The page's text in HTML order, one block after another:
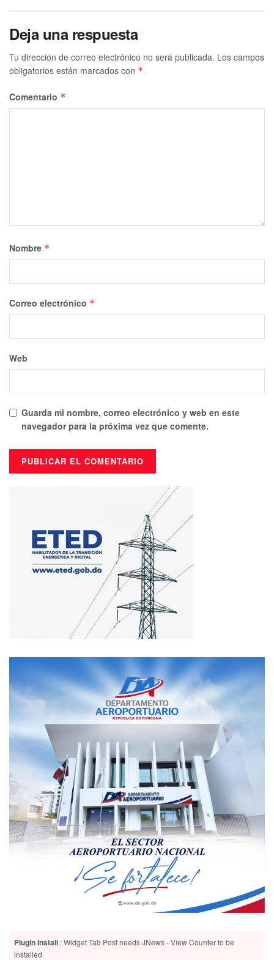
Deja una respuesta
Tu dirección de correo electrónico no será publicada. Los campos
obligatorios están marcados con *
Comentario *
Nombre *
Correo electrónico *
Web
Guarda mi nombre, correo electrónico y web en este
navegador para la próxima vez que comente.
Plugin Install : Widget Tab Post needs JNews - View Counter to be
installed